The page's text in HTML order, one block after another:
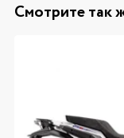
Смотрите так